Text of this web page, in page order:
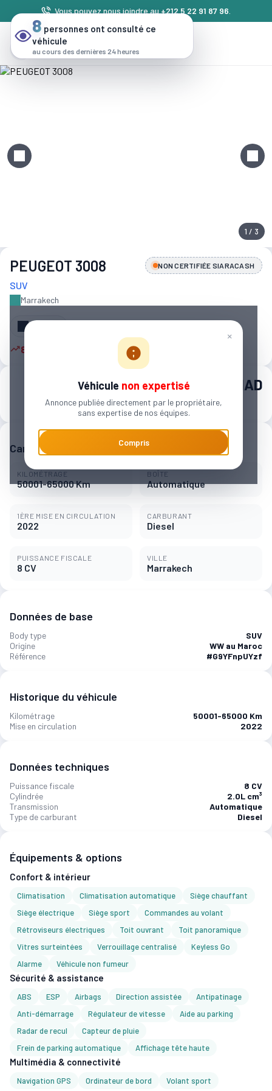
Vous pouvez nous joindre au +212 5 22 91 87 96
1 / 3
PEUGEOT 3008 NON CERTIFIÉE SIARACASH
SUV
Marrakech
×
Véhicule non expertisé
Annonce publiée directement par le propriétaire,
sans expertise de nos équipes.
Compris
Partager
8 autres personnes sont intéressées
280 000 MAD
4 363 MAD / mois
Caractéristiques principales
KILOMÉTRAGE
50001-65000 Km
BOÎTE
Automatique
1ÈRE MISE EN CIRCULATION
2022
CARBURANT
Diesel
PUISSANCE FISCALE
8 CV
VILLE
Marrakech
Données de base
Body type
SUV
Origine
WW au Maroc
Référence
#G9YFnpUYzf
Historique du véhicule
Kilométrage
50001-65000 Km
Mise en circulation
2022
Données techniques
Puissance fiscale
8 CV
Cylindrée
2.0L cm³
Transmission
Automatique
Type de carburant
Diesel
Équipements & options
Confort & intérieur
Climatisation Climatisation automatique
Siège chauffant
Siège électrique
Siège sport
Commandes au volant
Rétroviseurs électriques
Toit ouvrant
Toit panoramique
Vitres surteintées
Verrouillage centralisé
Keyless Go
Alarme
Véhicule non fumeur
Sécurité & assistance
ABS ESP Airbags Direction assistée
Antipatinage
Anti-démarrage
Régulateur de vitesse
Aide au parking
Radar de recul
Capteur de pluie
Frein de parking automatique
Affichage tête haute
Multimédia & connectivité
Navigation GPS Ordinateur de bord Volant sport
8 personnes ont consulté ce
véhicule
au cours des dernières 24 heures